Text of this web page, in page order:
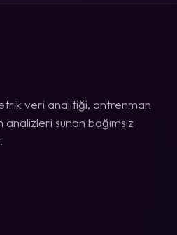
veri analitiği, antrenman
sunan bağımsız